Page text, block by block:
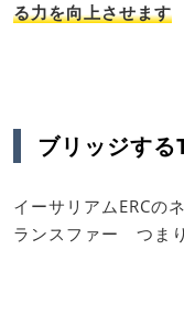
る力を向上させます
ブリッジす
イーサリアムERC
ランスファー つま